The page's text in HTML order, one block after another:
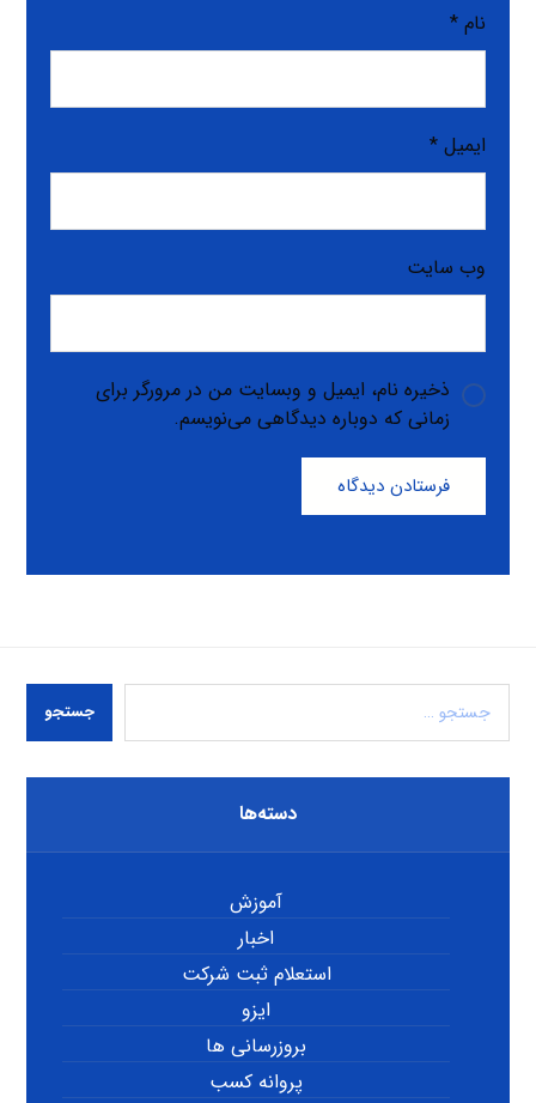
نام*
ایمیل*
وب‌ سایت
ذخیره نام، ایمیل و وبسایت من در مرورگر برای
زمانی که دوباره دیدگاهی می‌نویسم.
فرستادن دیدگاه
جستجو
دسته‌ها
آموزش
اخبار
استعلام ثبت شرکت
ایزو
بروزرسانی ها
پروانه کسب